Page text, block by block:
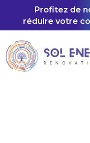
Profitez de
réduire votre